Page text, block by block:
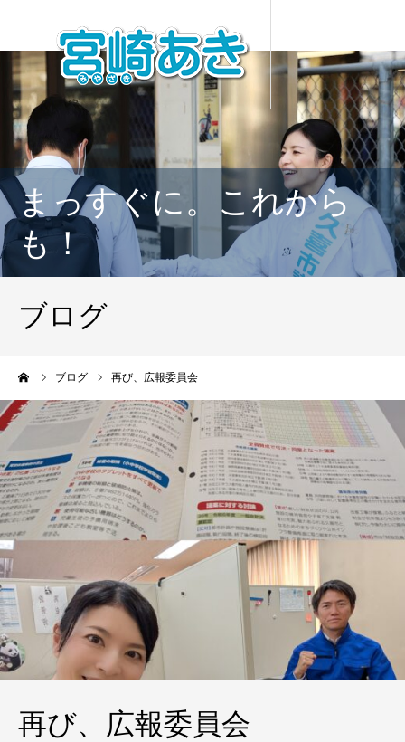
まっすぐに。これから
も！
ブログ
ブログ 再び、広報委員会
再び、広報委員会